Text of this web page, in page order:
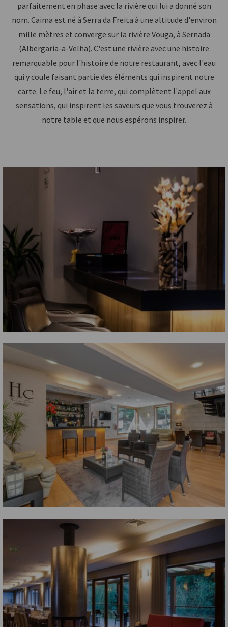
parfaitement en phase avec la rivière qui lui a donné son
nom. Caima est né à Serra da Freita à une altitude d'environ
mille mètres et converge sur la rivière Vouga, à Sernada
(Albergaria-a-Velha). C'est une rivière avec une histoire
remarquable pour l'histoire de notre restaurant, avec l'eau
qui y coule faisant partie des éléments qui inspirent notre
carte. Le feu, l'air et la terre, qui complètent l'appel aux
sensations, qui inspirent les saveurs que vous trouverez à
notre table et que nous espérons inspirer.